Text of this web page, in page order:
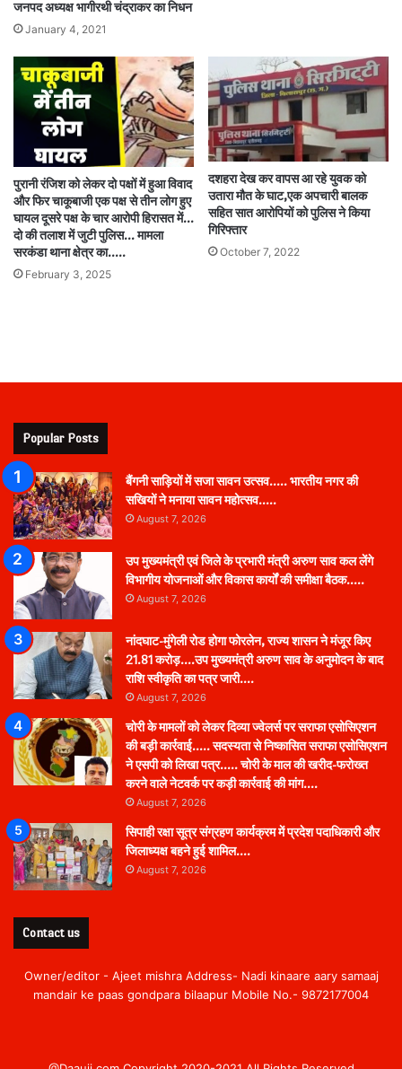
जनपद अध्यक्ष भागीरथी चंद्राकर का निधन
January 4, 2021
पुरानी रंजिश को लेकर दो पक्षों में हुआ विवाद
और फिर चाकूबाजी एक पक्ष से तीन लोग हुए
घायल दूसरे पक्ष के चार आरोपी हिरासत में…
दो की तलाश में जुटी पुलिस… मामला
सरकंडा थाना क्षेत्र का…..
February 3, 2025
दशहरा देख कर वापस आ रहे युवक को
उतारा मौत के घाट,एक अपचारी बालक
सहित सात आरोपियों को पुलिस ने किया
गिरिफ्तार
October 7, 2022
Popular Posts
बैंगनी साड़ियों में सजा सावन उत्सव….. भारतीय नगर की
सखियों ने मनाया सावन महोत्सव…..
August 7, 2026
उप मुख्यमंत्री एवं जिले के प्रभारी मंत्री अरुण साव कल लेंगे
विभागीय योजनाओं और विकास कार्यों की समीक्षा बैठक…..
August 7, 2026
नांदघाट-मुंगेली रोड होगा फोरलेन, राज्य शासन ने मंजूर किए
21.81 करोड़….उप मुख्यमंत्री अरुण साव के अनुमोदन के बाद
राशि स्वीकृति का पत्र जारी….
August 7, 2026
चोरी के मामलों को लेकर दिव्या ज्वेलर्स पर सराफा एसोसिएशन
की बड़ी कार्रवाई….. सदस्यता से निष्कासित सराफा एसोसिएशन
ने एसपी को लिखा पत्र….. चोरी के माल की खरीद-फरोख्त
करने वाले नेटवर्क पर कड़ी कार्रवाई की मांग….
August 7, 2026
सिपाही रक्षा सूत्र संग्रहण कार्यक्रम में प्रदेश पदाधिकारी और
जिलाध्यक्ष बहने हुई शामिल….
August 7, 2026
Contact us
Owner/editor - Ajeet mishra Address- Nadi kinaare aary samaaj
mandair ke paas gondpara bilaapur Mobile No.- 9872177004